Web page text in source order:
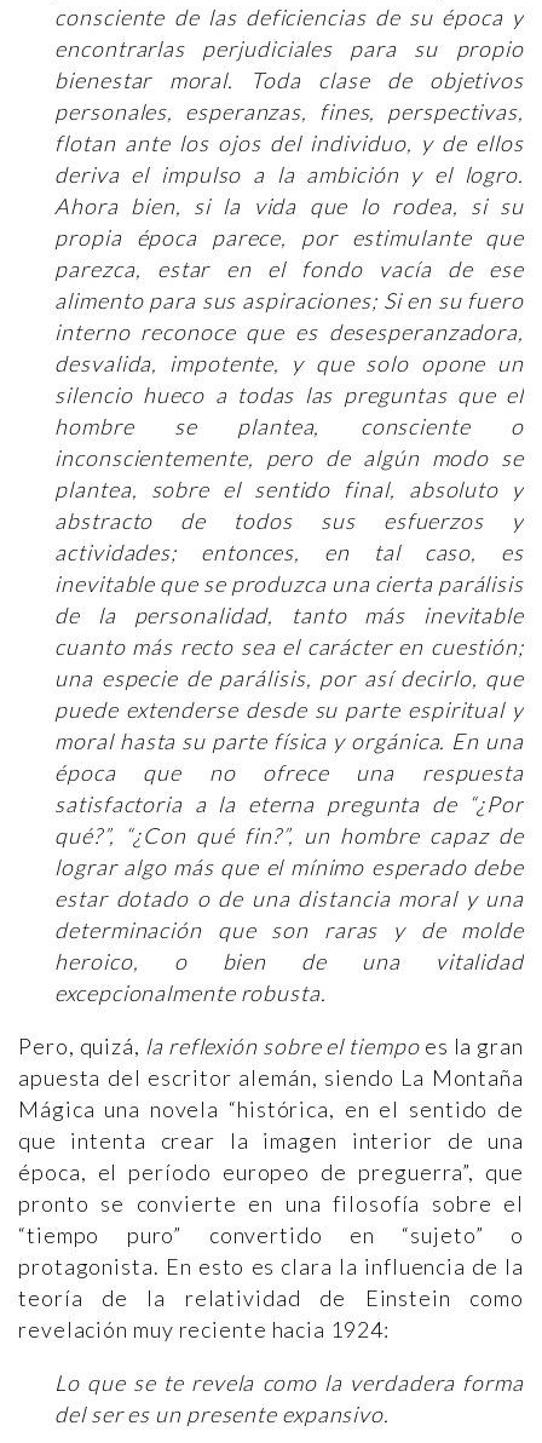
consciente de las deficiencias de su época y
encontrarlas perjudiciales para su propio
bienestar moral. Toda clase de objetivos
personales, esperanzas, fines, perspectivas,
flotan ante los ojos del individuo, y de ellos
deriva el impulso a la ambición y el logro.
Ahora bien, si la vida que lo rodea, si su
propia época parece, por estimulante que
parezca, estar en el fondo vacía de ese
alimento para sus aspiraciones; Si en su fuero
interno reconoce que es desesperanzadora,
desvalida, impotente, y que solo opone un
silencio hueco a todas las preguntas que el
hombre se plantea, consciente o
inconscientemente, pero de algún modo se
plantea, sobre el sentido final, absoluto y
abstracto de todos sus esfuerzos y
actividades; entonces, en tal caso, es
inevitable que se produzca una cierta parálisis
de la personalidad, tanto más inevitable
cuanto más recto sea el carácter en cuestión;
una especie de parálisis, por así decirlo, que
puede extenderse desde su parte espiritual y
moral hasta su parte física y orgánica. En una
época que no ofrece una respuesta
satisfactoria a la eterna pregunta de “¿Por
qué?”, “¿Con qué fin?”, un hombre capaz de
lograr algo más que el mínimo esperado debe
estar dotado o de una distancia moral y una
determinación que son raras y de molde
heroico, o bien de una vitalidad
excepcionalmente robusta.
Pero, quizá, la reflexión sobre el tiempoes la gran
apuesta del escritor alemán, siendo La Montaña
Mágica una novela “histórica, en el sentido de
que intenta crear la imagen interior de una
época, el período europeo de preguerra”, que
pronto se convierte en una filosofía sobre el
“tiempo puro” convertido en “sujeto” o
protagonista. En esto es clara la influencia de la
teoría de la relatividad de Einstein como
revelación muy reciente hacia 1924:
Lo que se te revela como la verdadera forma
del ser es un presente expansivo.